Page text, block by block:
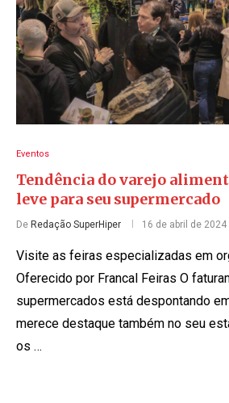
Eventos
Tendência do varejo
leve para seu supermercado
De Redação SuperHiper 16 de abril de 2024
Visite as feiras especializadas em
Oferecido por Francal Feiras O
supermercados está despontando
merece destaque também no seu
os …